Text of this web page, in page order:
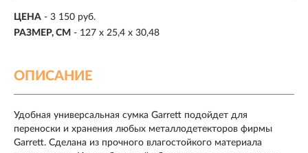
ЦЕНА - 3 150 руб.
РАЗМЕР, СМ - 127 х 25,4 х 30,48
ОПИСАНИЕ
Удобная универсальная сумка Garrett подойдет для
переноски и хранения любых металлодетекторов фирмы
Garrett. Сделана из прочного влагостойкого материала